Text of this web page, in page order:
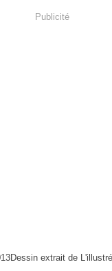
Publicité
Dessin extrait de L'illustré